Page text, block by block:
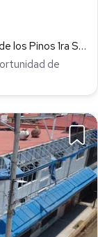
Convento De Belén De Los Padres 2, Valle de los Pinos 1ra Sección, Tlalnepantla de Baz
de